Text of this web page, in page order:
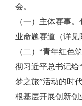
会。
（一）主体赛事
业命题赛道（详见
（二）“青年红色
彻习近平总书记给
梦之旅”活动的时
根基层开展创新